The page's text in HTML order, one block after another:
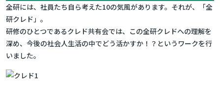
全研には、社員たち自ら考えた10の気風があります。それが、「全
研クレド」。
研修のひとつであるクレド共有会では、この全研クレドへの理解を
深め、今後の社会人生活の中でどう活かすか！？というワークを行
いました。